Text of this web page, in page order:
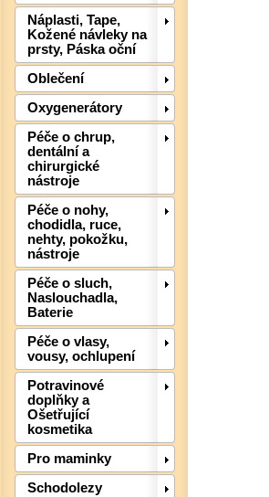
Náplasti, Tape,
Kožené návleky na
prsty, Páska oční
Oblečení
Oxygenerátory
Péče o chrup,
dentální a
chirurgické
nástroje
Péče o nohy,
chodidla, ruce,
nehty, pokožku,
nástroje
Péče o sluch,
Naslouchadla,
Baterie
Péče o vlasy,
vousy, ochlupení
Potravinové
doplňky a
Ošetřující
kosmetika
Pro maminky
Schodolezy